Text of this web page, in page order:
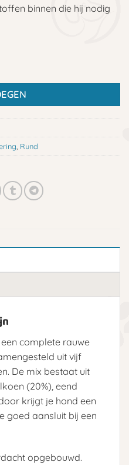
binnen die hij nodig
Rund
complete rauwe
uit vijf
De mix bestaat uit
(20%), eend
krijgt je hond een
goed aansluit bij een
opgebouwd.